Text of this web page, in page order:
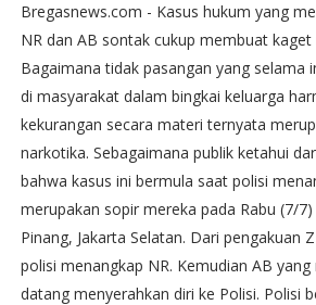
Bregasnews.com - Kasus hukum yang
NR dan AB sontak cukup membuat kaget
Bagaimana tidak pasangan yang selama
di masyarakat dalam bingkai keluarga
kekurangan secara materi ternyata
narkotika. Sebagaimana publik ketahui
bahwa kasus ini bermula saat polisi
merupakan sopir mereka pada Rabu (7/
Pinang, Jakarta Selatan. Dari pengakuan
polisi menangkap NR. Kemudian AB
datang menyerahkan diri ke Polisi. Polisi